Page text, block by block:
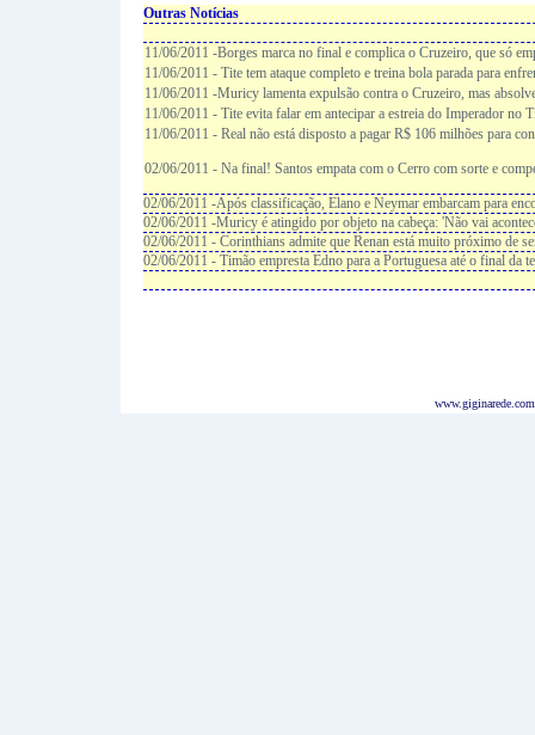
Outras Notícias
11/06/2011 -Borges marca no final e complica o Cruzeiro, que só
11/06/2011 - Tite tem ataque completo e treina bola parada para
11/06/2011 -Muricy lamenta expulsão contra o Cruzeiro, mas
11/06/2011 - Tite evita falar em antecipar a estreia do Imperador no
11/06/2011 - Real não está disposto a pagar R$ 106 milhões para
02/06/2011 - Na final! Santos empata com o Cerro com sorte e
02/06/2011 -Após classificação, Elano e Neymar embarcam para
02/06/2011 -Muricy é atingido por objeto na cabeça: 'Não vai
02/06/2011 - Corinthians admite que Renan está muito próximo de
02/06/2011 - Timão empresta Edno para a Portuguesa até o final da